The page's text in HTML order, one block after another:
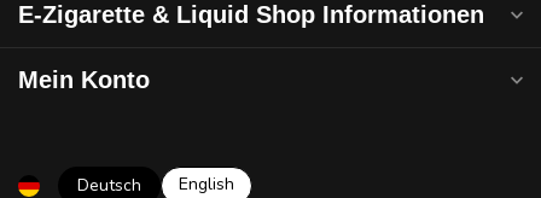
E-Zigarette & Liquid Shop Informationen
Mein Konto
Deutsch English